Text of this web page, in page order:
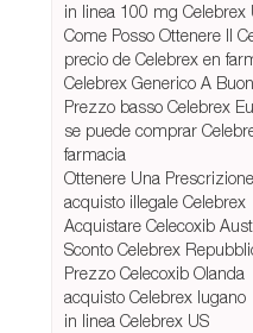
in linea 100 mg Celebrex
Come Posso Ottenere Il
precio de Celebrex en
Celebrex Generico A
Prezzo basso Celebrex
se puede comprar
farmacia
Ottenere Una
acquisto illegale Celebrex
Acquistare Celecoxib
Sconto Celebrex
Prezzo Celecoxib Olanda
acquisto Celebrex lugano
in linea Celebrex US